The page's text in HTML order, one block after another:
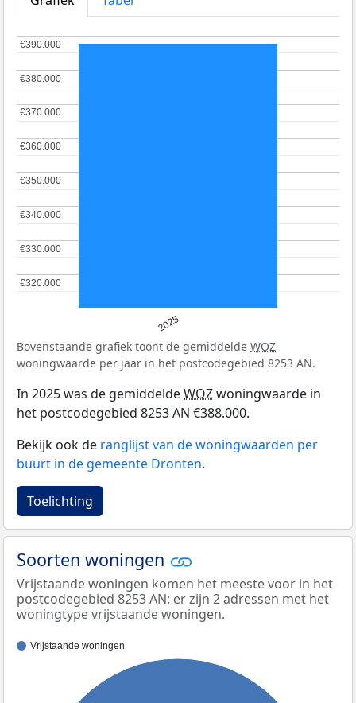
2025
€320.000
€320.000
€330.000
€330.000
€340.000
€340.000
€350.000
€350.000
€360.000
€360.000
€370.000
€370.000
€380.000
€380.000
€390.000
€390.000
Bovenstaande grafiek toont de gemiddelde WOZ
woningwaarde per jaar in het postcodegebied 8253 AN.
In 2025 was de gemiddeldeWOZwoningwaarde in
het postcodegebied 8253 AN €388.000.
Bekijk ook de ranglijst van de woningwaarden per
buurt in de gemeente Dronten.
Toelichting
Soorten woningen
Vrijstaande woningen komen het meeste voor in het
postcodegebied 8253 AN: er zijn 2 adressen met het
woningtype vrijstaande woningen.
Vrijstaande woningen